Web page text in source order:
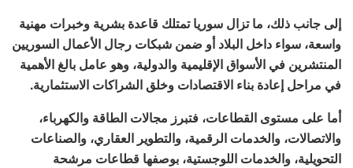
إلى جانب ذلك، ما تزال سوريا تمتلك قاعدة بشرية وخبرات مهنية
واسعة، سواء داخل البلاد أو ضمن شبكات رجال الأعمال السوريين
المنتشرين في الأسواق الإقليمية والدولية، وهو عامل بالغ الأهمية
في مراحل إعادة بناء الاقتصادات وخلق الشراكات الاستثمارية.
أما على مستوى القطاعات، فتبرز مجالات الطاقة والكهرباء،
والاتصالات، والخدمات الرقمية، والتطوير العقاري، والصناعات
التحويلية، والخدمات اللوجستية، بوصفها قطاعات مرشحة